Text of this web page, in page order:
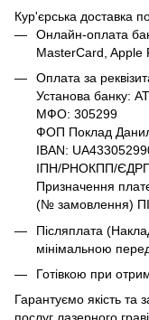
Кур'єрська доставка
Онлайн-оплата
MasterCard, Apple
Оплата за
Установа банку:
МФО: 305299
ФОП Поклад
IBAN:
ІПН/РНОКПП/
Призначення
(№ замовлення)
Післяплата
мінімальною
Готівкою при
Гарантуємо якість та